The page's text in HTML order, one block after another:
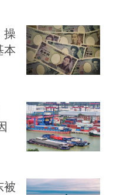
操
本
被